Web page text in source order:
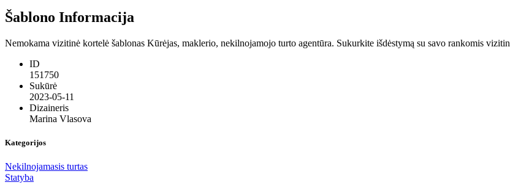
Šablono Informacija
Nemokama vizitinė kortelė šablonas Kūrėjas, maklerio, nekilnojamojo turto agentūra. Sukurkite išdėstymą su savo rankomis
ID
151750
Sukūrė
2023-05-11
Dizaineris
Marina Vlasova
Kategorijos
Nekilnojamasis turtas
Statyba